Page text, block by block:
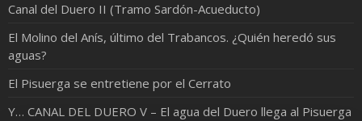
Canal del Duero II (Tramo Sardón-Acueducto)
El Molino del Anís, último del Trabancos. ¿Quién heredó sus
aguas?
El Pisuerga se entretiene por el Cerrato
Y… CANAL DEL DUERO V – El agua del Duero llega al Pisuerga